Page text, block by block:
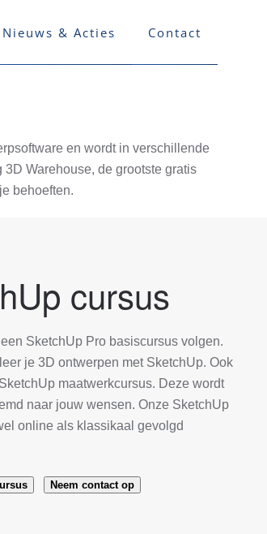
Nieuws & Acties Contact
en wordt in verschillende
Warehouse, de grootste gratis
behoeften.
cursus
SketchUp Pro basiscursus volgen.
je 3D ontwerpen met SketchUp. Ook
maatwerkcursus. Deze wordt
naar jouw wensen. Onze SketchUp
online als klassikaal gevolgd
Neem contact op